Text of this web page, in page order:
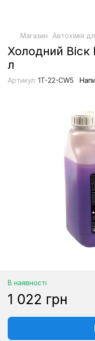
Магазин Автохімія
Холодний
л
Артикул: 1T-22-CW5
В наявності
1 022 грн